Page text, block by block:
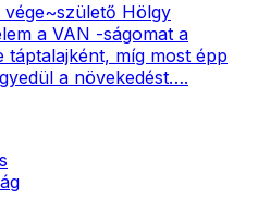
Hölgy
a VAN -ságomat a
táptalajként, míg most épp
a növekedést….